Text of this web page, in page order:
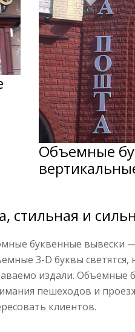
Объемные
и
буквенные вывески
3-D буквы светятся,
издали. Объемные
пешеходов и
клиентов.